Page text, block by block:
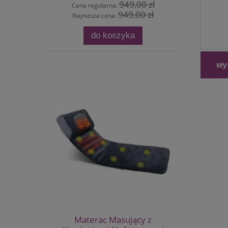
Cena regularna:949,00 zł
Najniższa cena: 949,00 zł
do koszyka
Materac Masujący z